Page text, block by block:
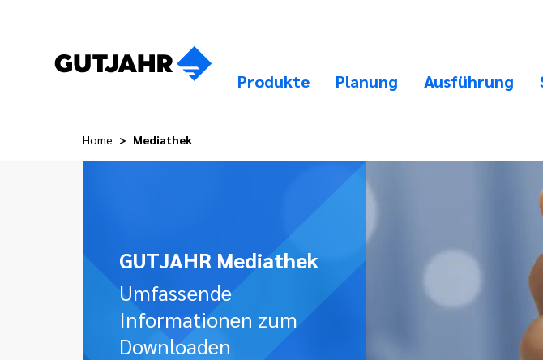
Produkte Planung Ausführung
Home Mediathek
GUTJAHR Mediathek
Umfassende
Informationen zum
Downloaden